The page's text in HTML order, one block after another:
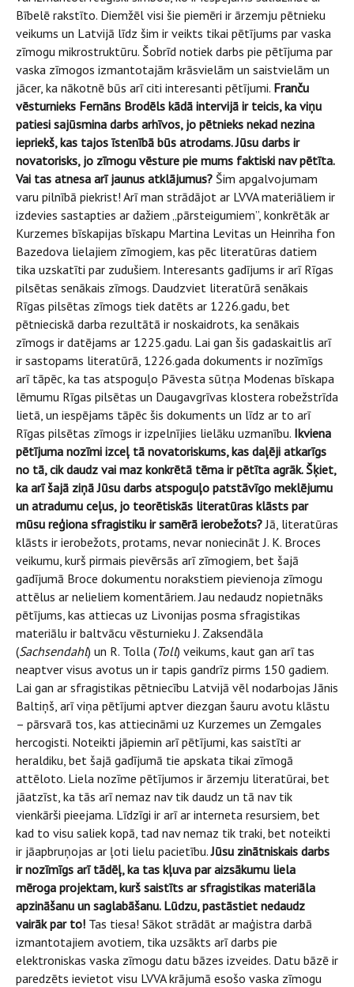
Bībelē rakstīto. Diemžēl visi šie piemēri ir ārzemju pētnieku
veikums un Latvijā līdz šim ir veikts tikai pētījums par vaska
zīmogu mikrostruktūru. Šobrīd notiek darbs pie pētījuma par
vaska zīmogos izmantotajām krāsvielām un saistvielām un
jācer, ka nākotnē būs arī citi interesanti pētījumi. Franču
vēsturnieks Fernāns Brodēls kādā intervijā ir teicis, ka viņu
patiesi sajūsmina darbs arhīvos, jo pētnieks nekad nezina
iepriekš, kas tajos īstenībā būs atrodams. Jūsu darbs ir
novatorisks, jo zīmogu vēsture pie mums faktiski nav pētīta.
Vai tas atnesa arī jaunus atklājumus? Šim apgalvojumam
varu pilnībā piekrist! Arī man strādājot ar LVVA materiāliem ir
izdevies sastapties ar dažiem „pārsteigumiem”, konkrētāk ar
Kurzemes bīskapijas bīskapu Martina Levitas un Heinriha fon
Bazedova lielajiem zīmogiem, kas pēc literatūras datiem
tika uzskatīti par zudušiem. Interesants gadījums ir arī Rīgas
pilsētas senākais zīmogs. Daudzviet literatūrā senākais
Rīgas pilsētas zīmogs tiek datēts ar 1226.gadu, bet
pētnieciskā darba rezultātā ir noskaidrots, ka senākais
zīmogs ir datējams ar 1225.gadu. Lai gan šis gadaskaitlis arī
ir sastopams literatūrā, 1226.gada dokuments ir nozīmīgs
arī tāpēc, ka tas atspoguļo Pāvesta sūtņa Modenas bīskapa
lēmumu Rīgas pilsētas un Daugavgrīvas klostera robežstrīda
lietā, un iespējams tāpēc šis dokuments un līdz ar to arī
Rīgas pilsētas zīmogs ir izpelnījies lielāku uzmanību. Ikviena
pētījuma nozīmi izceļ tā novatoriskums, kas daļēji atkarīgs
no tā, cik daudz vai maz konkrētā tēma ir pētīta agrāk. Šķiet,
ka arī šajā ziņā Jūsu darbs atspoguļo patstāvīgo meklējumu
un atradumu ceļus, jo teorētiskās literatūras klāsts par
mūsu reģiona sfragistiku ir samērā ierobežots?Jā, literatūras
klāsts ir ierobežots, protams, nevar noniecināt J. K. Broces
veikumu, kurš pirmais pievērsās arī zīmogiem, bet šajā
gadījumā Broce dokumentu norakstiem pievienoja zīmogu
attēlus ar nelieliem komentāriem. Jau nedaudz nopietnāks
pētījums, kas attiecas uz Livonijas posma sfragistikas
materiālu ir baltvācu vēsturnieku J. Zaksendāla
(Sachsendahl) un R. Tolla (Toll) veikums, kaut gan arī tas
neaptver visus avotus un ir tapis gandrīz pirms 150 gadiem.
Lai gan ar sfragistikas pētniecību Latvijā vēl nodarbojas Jānis
Baltiņš, arī viņa pētījumi aptver diezgan šauru avotu klāstu
– pārsvarā tos, kas attiecināmi uz Kurzemes un Zemgales
hercogisti. Noteikti jāpiemin arī pētījumi, kas saistīti ar
heraldiku, bet šajā gadījumā tie apskata tikai zīmogā
attēloto. Liela nozīme pētījumos ir ārzemju literatūrai, bet
jāatzīst, ka tās arī nemaz nav tik daudz un tā nav tik
vienkārši pieejama. Līdzīgi ir arī ar interneta resursiem, bet
kad to visu saliek kopā, tad nav nemaz tik traki, bet noteikti
ir jāapbruņojas ar ļoti lielu pacietību.Jūsu zinātniskais darbs
ir nozīmīgs arī tādēļ, ka tas kļuva par aizsākumu liela
mēroga projektam, kurš saistīts ar sfragistikas materiāla
apzināšanu un saglabāšanu. Lūdzu, pastāstiet nedaudz
vairāk par to! Tas tiesa! Sākot strādāt ar maģistra darbā
izmantotajiem avotiem, tika uzsākts arī darbs pie
elektroniskas vaska zīmogu datu bāzes izveides. Datu bāzē ir
paredzēts ievietot visu LVVA krājumā esošo vaska zīmogu